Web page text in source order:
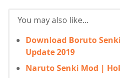
You may also like...
Download Boruto
Update 2019
Naruto Senki Mod |